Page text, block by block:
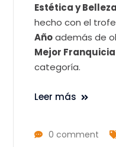
Estética y
hecho con el
Añoademás de
Mejor
categoría.
Leer más
0 comment